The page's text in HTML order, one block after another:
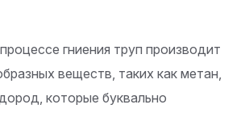
гниения труп производит
веществ, таких как метан,
которые буквально